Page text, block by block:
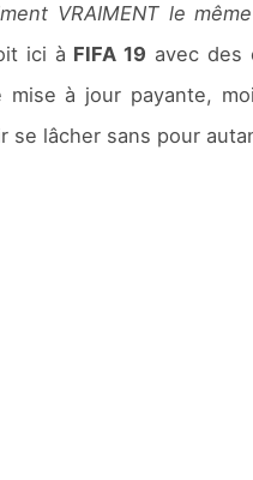
VRAIMENT le
ici à FIFA 19 avec des
à jour payante,
se lâcher sans pour